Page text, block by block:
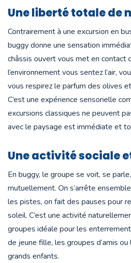
Une liberté totale de
Contrairement à une excursion en
buggy donne une sensation
châssis ouvert vous met en contact
l’environnement vous sentez l’air,
vous respirez le parfum des olives
C’est une expérience sensorielle
excursions classiques ne peuvent
avec le paysage est immédiate et
Une activité sociale
En buggy, le groupe se voit, se
mutuellement. On s’arrête
les pistes, on fait des pauses pour
soleil. C’est une activité
groupes idéale pour les
de jeune fille, les groupes d’amis
grands enfants.